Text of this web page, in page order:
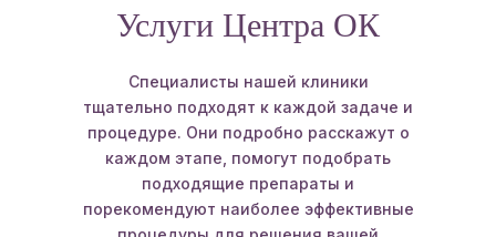
Услуги Центра ОК
Специалисты нашей клиники
тщательно подходят к каждой задаче и
процедуре. Они подробно расскажут о
каждом этапе, помогут подобрать
подходящие препараты и
порекомендуют наиболее эффективные